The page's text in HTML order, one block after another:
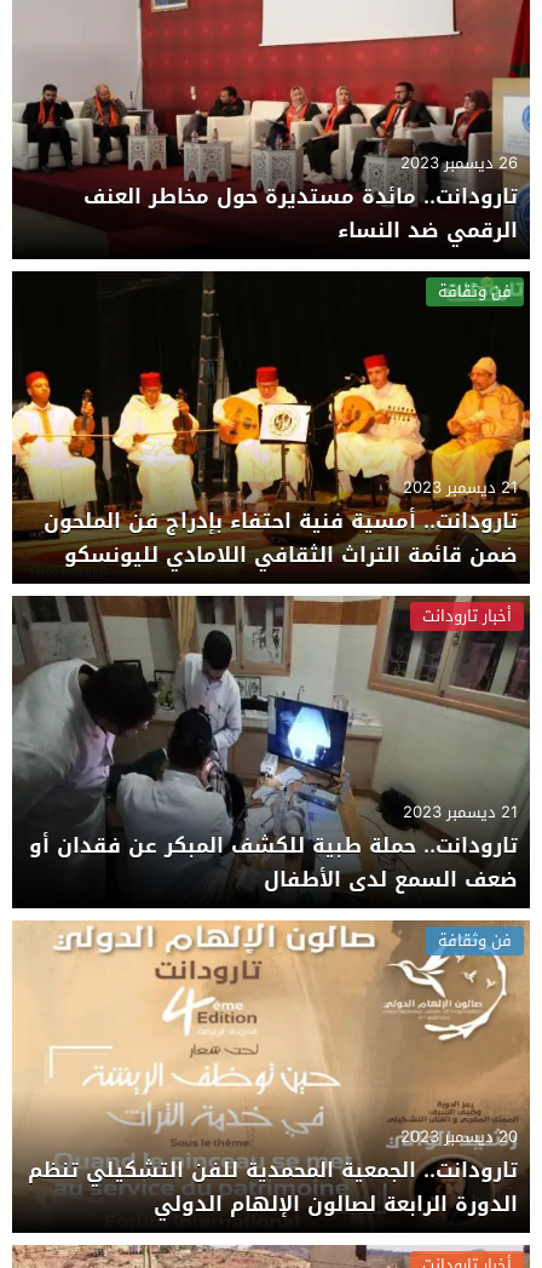
26 ديسمبر 2023
تارودانت.. مائدة مستديرة حول مخاطر العنف
الرقمي ضد النساء
فن وثقافة
21 ديسمبر 2023
تارودانت.. أمسية فنية احتفاء بإدراج فن الملحون
ضمن قائمة التراث الثقافي اللامادي لليونسكو
أخبار تارودانت
21 ديسمبر 2023
تارودانت.. حملة طبية للكشف المبكر عن فقدان أو
ضعف السمع لدى الأطفال
فن وثقافة
20 ديسمبر 2023
تارودانت.. الجمعية المحمدية للفن التشكيلي تنظم
الدورة الرابعة لصالون الإلهام الدولي